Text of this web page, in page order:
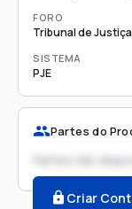
FORO
Tribunal de
SISTEMA
PJE
Partes do
Partes não
Criar